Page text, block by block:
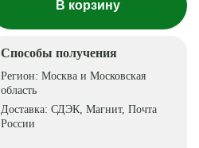
В корзину
Способы получения
Регион:Москва и Московская
область
Доставка:СДЭК, Магнит, Почта
России